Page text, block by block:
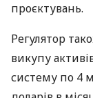
проєктувань.
Регулятор
викупу
систему по 4